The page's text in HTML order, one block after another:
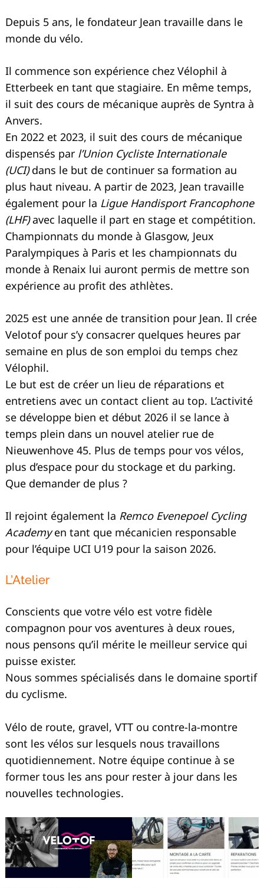
Depuis 5 ans, le fondateur Jean travaille dans le
monde du vélo.
Il commence son expérience chez Vélophil à
Etterbeek en tant que stagiaire. En même temps,
il suit des cours de mécanique auprès de Syntra à
Anvers.
En 2022 et 2023, il suit des cours de mécanique
dispensés par l’Union Cycliste Internationale
(UCI)dans le but de continuer sa formation au
plus haut niveau. A partir de 2023, Jean travaille
également pour la Ligue Handisport Francophone
(LHF)avec laquelle il part en stage et compétition.
Championnats du monde à Glasgow, Jeux
Paralympiques à Paris et les championnats du
monde à Renaix lui auront permis de mettre son
expérience au profit des athlètes.
2025 est une année de transition pour Jean. Il crée
Velotof pour s’y consacrer quelques heures par
semaine en plus de son emploi du temps chez
Vélophil.
Le but est de créer un lieu de réparations et
entretiens avec un contact client au top. L’activité
se développe bien et début 2026 il se lance à
temps plein dans un nouvel atelier rue de
Nieuwenhove 45. Plus de temps pour vos vélos,
plus d’espace pour du stockage et du parking.
Que demander de plus ?
Il rejoint également la Remco Evenepoel Cycling
Academyen tant que mécanicien responsable
pour l’équipe UCI U19 pour la saison 2026.
L’Atelier
Conscients que votre vélo est votre fidèle
compagnon pour vos aventures à deux roues,
nous pensons qu’il mérite le meilleur service qui
puisse exister.
Nous sommes spécialisés dans le domaine sportif
du cyclisme.
Vélo de route, gravel, VTT ou contre-la-montre
sont les vélos sur lesquels nous travaillons
quotidiennement. Notre équipe continue à se
former tous les ans pour rester à jour dans les
nouvelles technologies.